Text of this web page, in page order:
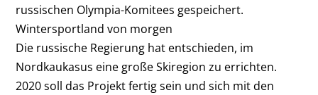
russischen Olympia-Komitees gespeichert.
Wintersportland von morgen
Die russische Regierung hat entschieden, im
Nordkaukasus eine große Skiregion zu errichten.
2020 soll das Projekt fertig sein und sich mit den